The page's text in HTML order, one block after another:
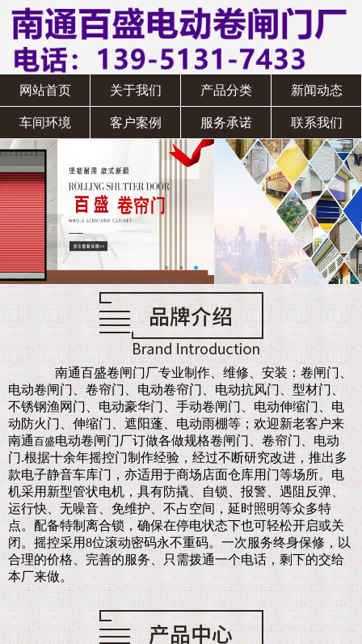
网站首页 关于我们 产品分类 新闻动态
车间环境 客户案例 服务承诺 联系我们
南通百盛卷闸门厂专业制作、维修、安装：卷闸门、
电动卷闸门、卷帘门、电动卷帘门、电动抗风门、型材门、
不锈钢渔网门、电动豪华门、手动卷闸门、电动伸缩门、电
动防火门、伸缩门、遮阳蓬、电动雨棚等；欢迎新老客户来
南通 百盛电动卷闸门厂订做各做规格卷闸门、卷帘门、电动
门.根据十余年摇控门制作经验，经过不断研究改进，推出多
款电子静音车库门，亦适用于商场店面仓库用门等场所。电
机采用新型管状电机，具有防撬、自锁、报警、遇阻反弹、
运行快、无噪音、免维护、不占空间，延时照明等众多特
点。配备特制离合锁，确保在停电状态下也可轻松开启或关
闭。摇控采用8位滚动密码永不重码。一次服务终身保修，以
合理的价格、完善的服务、只需拨通一个电话，剩下的交给
本厂来做。